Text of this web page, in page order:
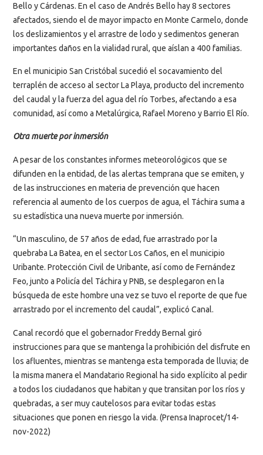
Bello y Cárdenas. En el caso de Andrés Bello hay 8 sectores
afectados, siendo el de mayor impacto en Monte Carmelo, donde
los deslizamientos y el arrastre de lodo y sedimentos generan
importantes daños en la vialidad rural, que aíslan a 400 familias.
En el municipio San Cristóbal sucedió el socavamiento del
terraplén de acceso al sector La Playa, producto del incremento
del caudal y la fuerza del agua del río Torbes, afectando a esa
comunidad, así como a Metalúrgica, Rafael Moreno y Barrio El Río.
Otra muerte por inmersión
A pesar de los constantes informes meteorológicos que se
difunden en la entidad, de las alertas temprana que se emiten, y
de las instrucciones en materia de prevención que hacen
referencia al aumento de los cuerpos de agua, el Táchira suma a
su estadística una nueva muerte por inmersión.
“Un masculino, de 57 años de edad, fue arrastrado por la
quebraba La Batea, en el sector Los Caños, en el municipio
Uribante. Protección Civil de Uribante, así como de Fernández
Feo, junto a Policía del Táchira y PNB, se desplegaron en la
búsqueda de este hombre una vez se tuvo el reporte de que fue
arrastrado por el incremento del caudal”, explicó Canal.
Canal recordó que el gobernador Freddy Bernal giró
instrucciones para que se mantenga la prohibición del disfrute en
los afluentes, mientras se mantenga esta temporada de lluvia; de
la misma manera el Mandatario Regional ha sido explícito al pedir
a todos los ciudadanos que habitan y que transitan por los ríos y
quebradas, a ser muy cautelosos para evitar todas estas
situaciones que ponen en riesgo la vida. (Prensa Inaprocet/14-
nov-2022)